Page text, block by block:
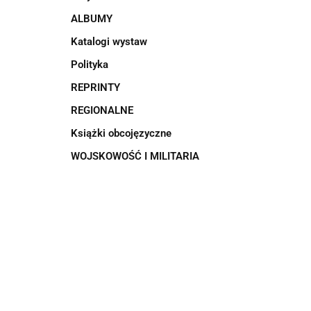
ALBUMY
Katalogi wystaw
Polityka
REPRINTY
REGIONALNE
Książki obcojęzyczne
WOJSKOWOŚĆ I MILITARIA